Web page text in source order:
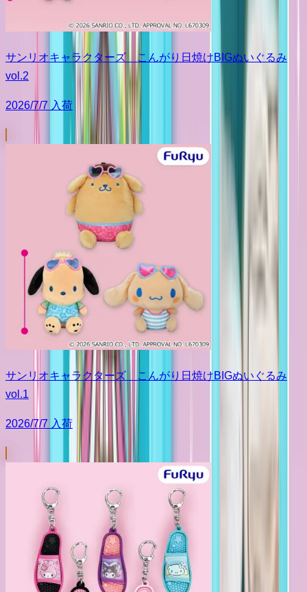
サンリオキャラクターズ こんがり日焼けBIGぬいぐるみ
vol.2
2026/7/7 入荷
サンリオキャラクターズ こんがり日焼けBIGぬいぐるみ
vol.1
2026/7/7 入荷